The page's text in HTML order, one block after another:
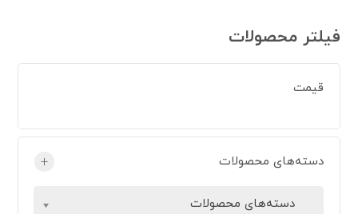
فیلتر محصولات
قیمت
دسته‌های محصولات +
دسته‌های محصولات